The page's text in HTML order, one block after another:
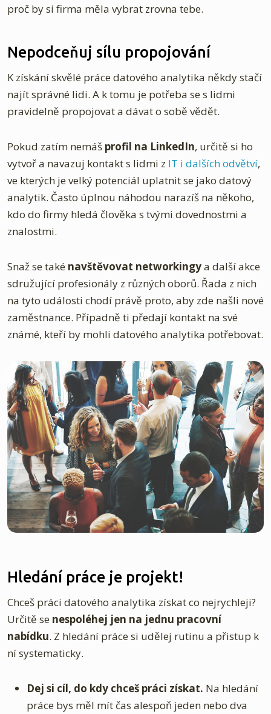
proč by si firma měla vybrat zrovna tebe.
Nepodceňuj sílu propojování
K získání skvělé práce datového analytika někdy stačí
najít správné lidi. A k tomu je potřeba se s lidmi
pravidelně propojovat a dávat o sobě vědět.
Pokud zatím nemáš profil na LinkedIn, určitě si ho
vytvoř a navazuj kontakt s lidmi z IT i dalších odvětví,
ve kterých je velký potenciál uplatnit se jako datový
analytik. Často úplnou náhodou narazíš na někoho,
kdo do firmy hledá člověka s tvými dovednostmi a
znalostmi.
Snaž se také navštěvovat networkingya další akce
sdružující profesionály z různých oborů. Řada z nich
na tyto události chodí právě proto, aby zde našli nové
zaměstnance. Případně ti předají kontakt na své
známé, kteří by mohli datového analytika potřebovat.
Hledání práce je projekt!
Chceš práci datového analytika získat co nejrychleji?
Určitě se nespoléhej jen na jednu pracovní
nabídku. Z hledání práce si udělej rutinu a přistup k
ní systematicky.
Dej si cíl, do kdy chceš práci získat. Na hledání
práce bys měl mít čas alespoň jeden nebo dva